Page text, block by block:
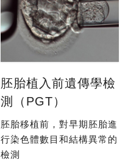
胚胎植入前遺傳學檢
測（PGT）
胚胎移植前，對早期胚胎進
行染色體數目和結構異常的
檢測